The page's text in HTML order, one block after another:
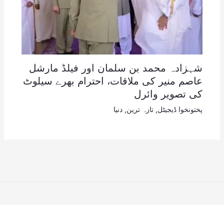
شہزادہ محمد بن سلمان اور فیلڈ مارشل
عاصم منیر کی ملاقات، احترام بھرے سیلوٹ
کی تصویر وائرل
پختونخوا ڈیجیٹل تازہ ترین دنیا